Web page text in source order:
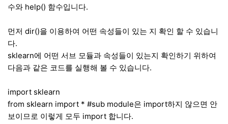
수와 help() 함수입니다.
먼저 dir()을 이용하여 어떤 속성들이 있는 지 확인 할 수 있습니
다.
sklearn에 어떤 서브 모듈과 속성들이 있는지 확인하기 위하여
다음과 같은 코드를 실행해 볼 수 있습니다.
import sklearn
from sklearn import * #sub module은 import하지 않으면 안
보이므로 이렇게 모두 import 합니다.